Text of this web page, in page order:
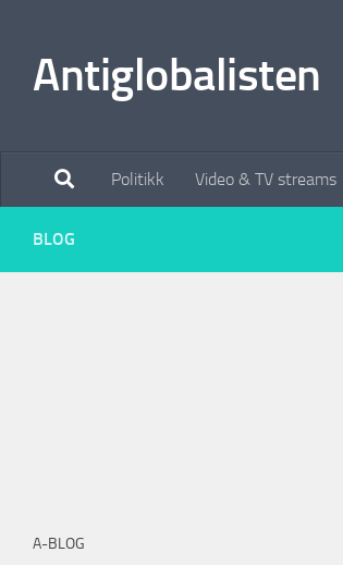
Antiglobalisten
Politikk Video & TV streams
BLOG
A-BLOG